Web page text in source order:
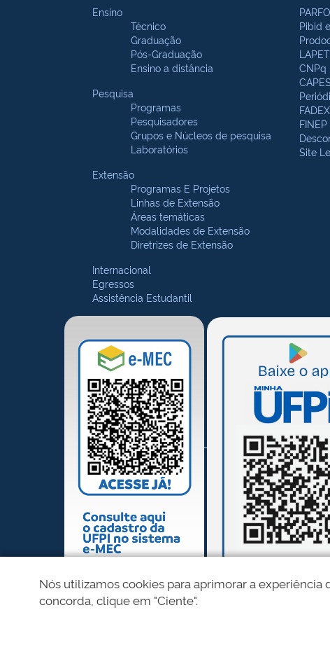
Ensino
Técnico
Graduação
Pós-Graduação
Ensino a distância
Pesquisa
Programas
Pesquisadores
Grupos e Núcleos de pesquisa
Laboratórios
Extensão
Programas E Projetos
Linhas de Extensão
Áreas temáticas
Modalidades de Extensão
Diretrizes de Extensão
Internacional
Egressos
Assistência Estudantil
Pibid
CNPq
CAPES
FADEX
FINEP
Site
Nós utilizamos cookies para aprimorar a experiência
concorda, clique em "Ciente".